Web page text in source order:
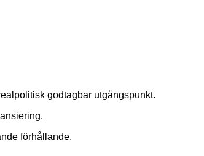
godtagbar utgångspunkt.
förhållande.